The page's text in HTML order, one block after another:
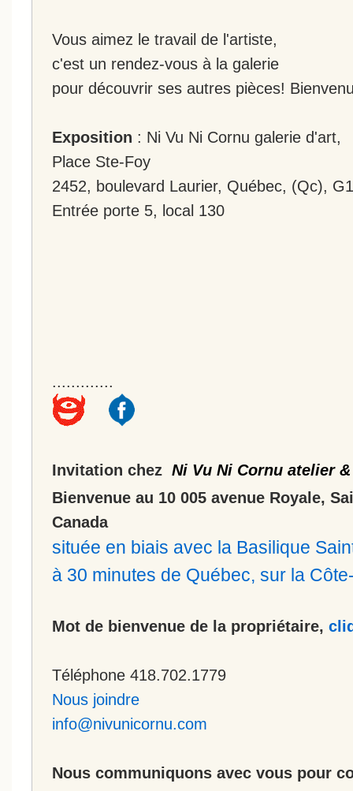
Vous aimez le travail de l'artiste,
c'est un rendez-vous à la galerie
pour découvrir ses autres pièces!
Exposition : Ni Vu Ni Cornu galerie d'art,
Place Ste-Foy
2452, boulevard Laurier, Québec, (Qc),
Entrée porte 5, local 130
.............
Invitation chez Ni Vu Ni Cornu atelier
Bienvenue au 10 005 avenue Royale,
Canada
située en biais avec la Basilique
à 30 minutes de Québec, sur la
Mot de bienvenue de la propriétaire,
Téléphone 418.702.1779
Nous joindre
info@nivunicornu.com
Nous communiquons avec vous pour